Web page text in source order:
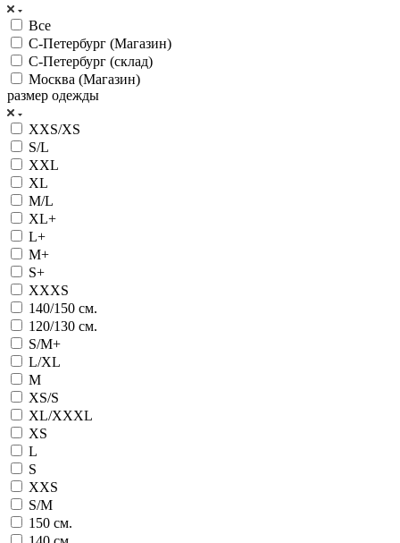
Все
С-Петербург (Магазин)
С-Петербург (склад)
Москва (Магазин)
размер одежды
XXS/XS
S/L
XXL
XL
M/L
XL+
L+
M+
S+
XXXS
140/150 см.
120/130 см.
S/M+
L/XL
M
XS/S
XL/XXXL
XS
L
S
XXS
S/M
150 см.